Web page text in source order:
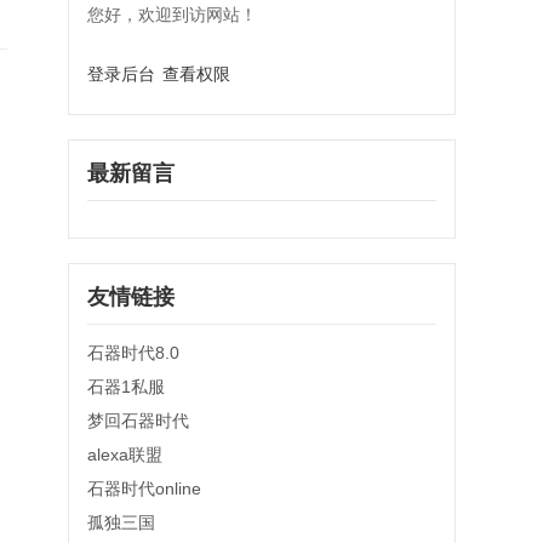
您好，欢迎到访网站！
登录后台 查看权限
最新留言
友情链接
石器时代8.0
石器1私服
梦回石器时代
alexa联盟
石器时代online
孤独三国